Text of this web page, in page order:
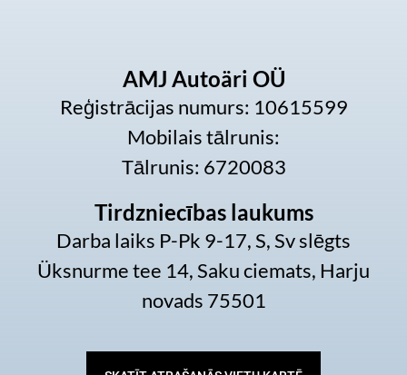
AMJ Autoäri OÜ
Reģistrācijas numurs: 10615599
Mobilais tālrunis:
Tālrunis: 6720083
Tirdzniecības laukums
Darba laiks P-Pk 9-17, S, Sv slēgts
Üksnurme tee 14, Saku ciemats, Harju
novads 75501